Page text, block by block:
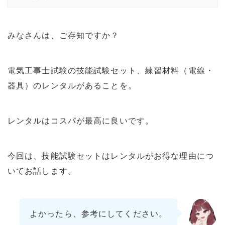
みなさんは、ご存知ですか？
電気工事士試験の技能試験セット、練習材料（電線・
器具）のレンタルがあることを。
レンタルはコスパが最高に良いです。
今回は、技能試験セットはレンタルがお得な理由につ
いてお話します。
よかったら、参考にしてください。